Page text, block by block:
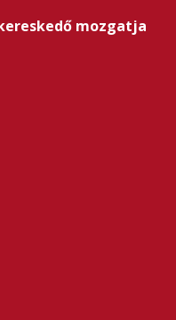
mozgatja